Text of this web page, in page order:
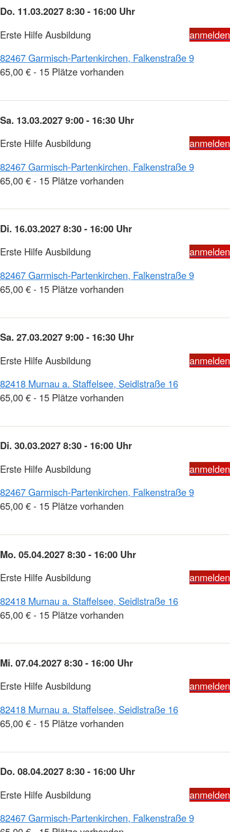
Do. 11.03.2027 8:30 - 16:00 Uhr
Erste Hilfe Ausbildung
anmelden
82467 Garmisch-Partenkirchen, Falkenstraße 9
65,00 € - 15 Plätze vorhanden
Sa. 13.03.2027 9:00 - 16:30 Uhr
Erste Hilfe Ausbildung
anmelden
82467 Garmisch-Partenkirchen, Falkenstraße 9
65,00 € - 15 Plätze vorhanden
Di. 16.03.2027 8:30 - 16:00 Uhr
Erste Hilfe Ausbildung
anmelden
82467 Garmisch-Partenkirchen, Falkenstraße 9
65,00 € - 15 Plätze vorhanden
Sa. 27.03.2027 9:00 - 16:30 Uhr
Erste Hilfe Ausbildung
anmelden
82418 Murnau a. Staffelsee, Seidlstraße 16
65,00 € - 15 Plätze vorhanden
Di. 30.03.2027 8:30 - 16:00 Uhr
Erste Hilfe Ausbildung
anmelden
82467 Garmisch-Partenkirchen, Falkenstraße 9
65,00 € - 15 Plätze vorhanden
Mo. 05.04.2027 8:30 - 16:00 Uhr
Erste Hilfe Ausbildung
anmelden
82418 Murnau a. Staffelsee, Seidlstraße 16
65,00 € - 15 Plätze vorhanden
Mi. 07.04.2027 8:30 - 16:00 Uhr
Erste Hilfe Ausbildung
anmelden
82418 Murnau a. Staffelsee, Seidlstraße 16
65,00 € - 15 Plätze vorhanden
Do. 08.04.2027 8:30 - 16:00 Uhr
Erste Hilfe Ausbildung
anmelden
82467 Garmisch-Partenkirchen, Falkenstraße 9